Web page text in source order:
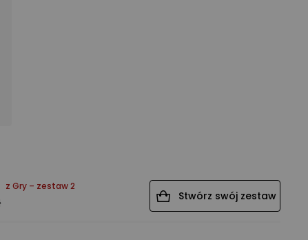
z Gry – zestaw 2
Stwórz swój zestaw